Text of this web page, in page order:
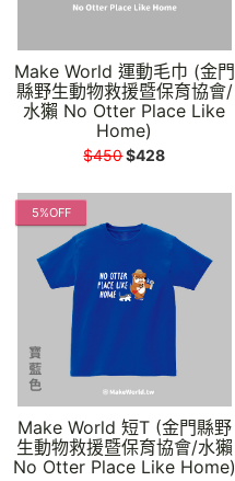
Make World 運動毛巾 (金門
縣野生動物救援暨保育協會/
水獺 No Otter Place Like
Home)
$450$428
5%OFF
Make World 短T (金門縣野
生動物救援暨保育協會/水獺
No Otter Place Like Home)